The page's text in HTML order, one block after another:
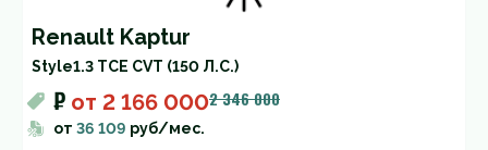
Renault Kaptur
Style1.3 TCE CVT (150 Л.С.)
₽ от 2 166 0002 346 000
от 36 109 руб/мес.